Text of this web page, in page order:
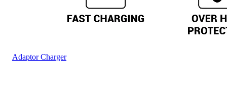
Adaptor Charger